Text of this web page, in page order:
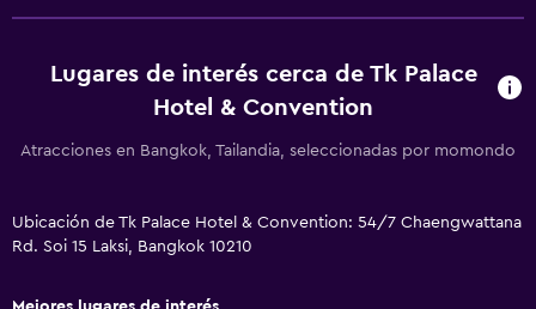
Extinguidor
Alarma de humo
Champú
Lugares de interés cerca de Tk Palace
Hotel & Convention
Atracciones en Bangkok, Tailandia, seleccionadas por momondo
Ubicación de Tk Palace Hotel & Convention: 54/7 Chaengwattana
Rd. Soi 15 Laksi, Bangkok 10210